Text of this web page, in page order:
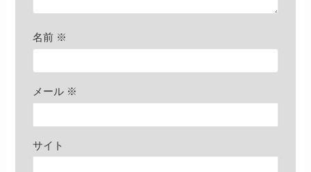
名前 ※
メール ※
サイト